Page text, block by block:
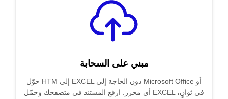
مبني على السحابة
حوّل HTM إلى EXCEL دون الحاجة إلى Microsoft Office أو
أي محرر. ارفع المستند في متصفحك وحمّل EXCEL في ثوانٍ،